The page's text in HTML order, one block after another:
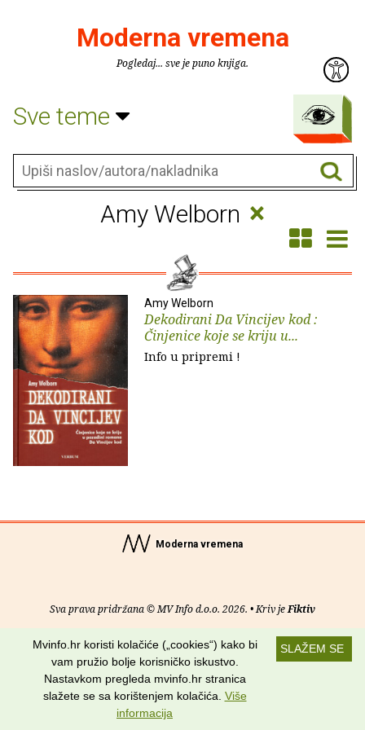
Moderna vremena
Pogledaj... sve je puno knjiga.
Sve teme
Amy Welborn ×
Amy Welborn
Dekodirani Da Vincijev kod :
Činjenice koje se kriju u...
Info u pripremi !
Moderna vremena
Sva prava pridržana © MV Info d.o.o. 2026. • Kriv jeFiktiv
O nama• Pomoć• Uvjeti korištenja•RSS kanali
SLAŽEM SE
Mvinfo.hr koristi kolačiće („cookies“) kako bi
vam pružio bolje korisničko iskustvo.
Nastavkom pregleda mvinfo.hr stranica
slažete se sa korištenjem kolačića. Više
informacija